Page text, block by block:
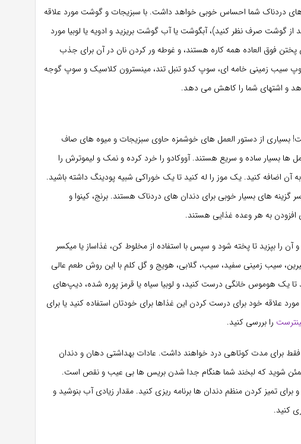
دردناک شما احساس خوبی خواهد داشت. با سبزیجات و گوشت مورد علاقه
از گوشت صرف نظر کنید)، آبگوشت یا آب گوشت بریزید و ادویه یا لوبیا مورد
پختن فوق العاده همه کاره هستند، و غوطه ور کردن نان در آن برای جذب
زمینی خامه ای، سوپ کدو تنبل تند، مینسترون کلاسیک و سوپ گوجه
و اشتهای شما را کاهش می دهد.
بسیاری از دستور العمل های خوشمزه حاوی سبزیجات و میوه های صاف
ها بسیار ساده و سریع هستند. آووکادو را خرد کرده و نمک و لیموترش را
آن اضافه کنید. یک موز را له کنید تا یک خوراکی شبیه پودینگ داشته باشید.
های بسیار خوبی برای دندان های دردناک هستند. برنج، کینوا و
به هر وعده غذایی هستند.
آن را بپزید تا پخته شود و سپس با استفاده از مخلوط کن، غذاساز یا میکسر
سیب زمینی سفید، سیب، گلابی، هویج و گل کلم با این روش طعم عالی
تا یک هوموس خانگی درست کنید، و لوبیا سیاه یا قرمز پوره شده، دیپ‌های
علاقه خود برای درست کردن این غذاها برای خودتان استفاده کنید یا برای
را بررسی کنید.
فقط برای مدت کوتاهی درد خواهند داشت. عادات بهداشتی دهان و دندان
شوید که لبخند شما هنگام جدا شدن بریس ها بی عیب و نقص است.
برای تمیز کردن منظم دندان ها برنامه ریزی کنید. مقدار زیادی آب بنوشید و
کنید.